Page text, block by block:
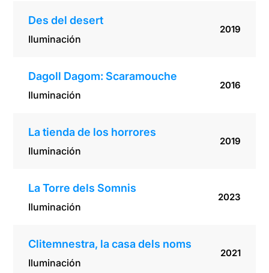
Des del desert
Iluminación
2019
Dagoll Dagom: Scaramouche
Iluminación
2016
La tienda de los horrores
Iluminación
2019
La Torre dels Somnis
Iluminación
2023
Clitemnestra, la casa dels noms
Iluminación
2021